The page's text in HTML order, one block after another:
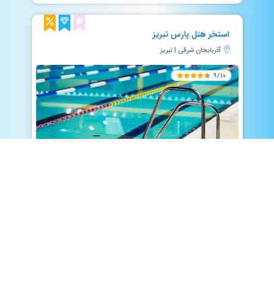
استخر هتل پارس تبریز
آذربایجان شرقی | تبریز
۹/۱۰